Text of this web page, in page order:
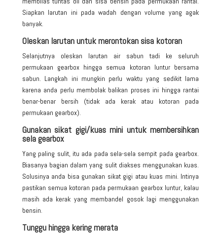
Siapkan larutan ini pada wadah dengan volume yang agak
banyak.
Oleskan larutan untuk merontokan sisa kotoran
Selanjutnya oleskan larutan air sabun tadi ke seluruh
permukaan gearbox hingga semua kotoran luntur bersama
sabun. Langkah ini mungkin perlu waktu yang sedikit lama
karena anda perlu membolak balikan proses ini hingga rantai
benar-benar bersih (tidak ada kerak atau kotoran pada
permukaan gearbox).
Gunakan sikat gigi/kuas mini untuk membersihkan
sela gearbox
Yang paling sulit, itu ada pada sela-sela sempit pada gearbox.
Biasanya bagian dalam yang sulit diakses menggunakan kuas.
Solusinya anda bisa gunakan sikat gigi atau kuas mini. Intinya
pastikan semua kotoran pada permukaan gearbox luntur, kalau
masih ada kerak yang membandel gosok lagi menggunakan
bensin.
Tunggu hingga kering merata